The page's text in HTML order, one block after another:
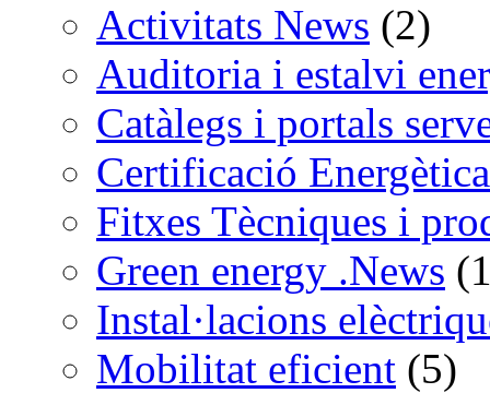
Activitats News (2)
Auditoria i estalvi
Catàlegs i portals
Certificació
Fitxes Tècniques i
Green energy .News
Instal·lacions
Mobilitat eficient (5)